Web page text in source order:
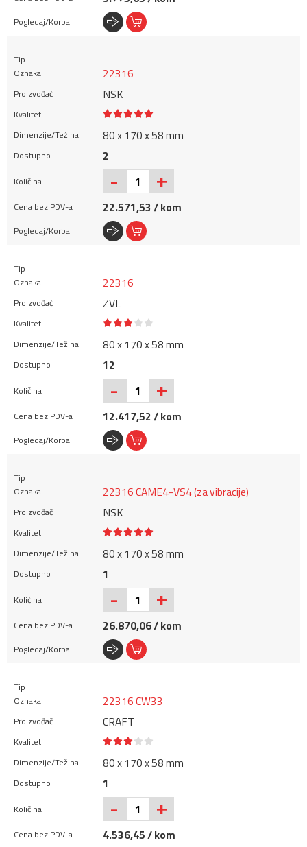
22316
NSK
80 x 170 x 58 mm
2
- +
22.571,53 / kom
22316
ZVL
80 x 170 x 58 mm
12
- +
12.417,52 / kom
22316 CAME4-VS4 (za vibracije)
NSK
80 x 170 x 58 mm
1
- +
26.870,06 / kom
22316 CW33
CRAFT
80 x 170 x 58 mm
1
- +
4.536,45 / kom